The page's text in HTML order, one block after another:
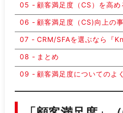
顧客満足度（CS）を高
顧客満足度（CS)向上の
CRM/SFAを選ぶなら『
まとめ
顧客満足度についてのよ